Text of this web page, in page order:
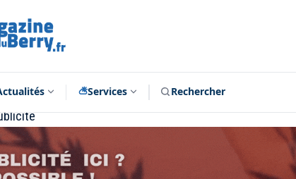
Services Rechercher